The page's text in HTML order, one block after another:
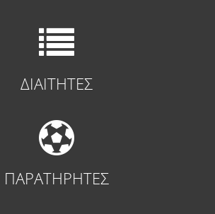
ΔΙΑΙΤΗΤΕΣ
ΠΑΡΑΤΗΡΗΤΕΣ